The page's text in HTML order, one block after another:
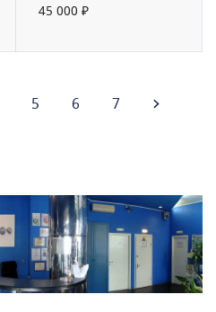
45 000 ₽
5 6 7